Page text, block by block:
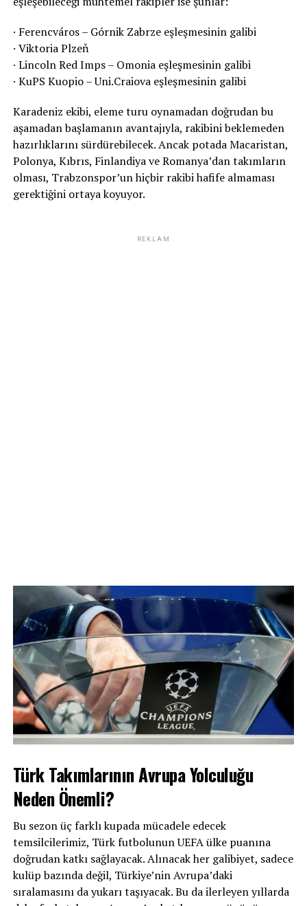
· Ferencváros – Górnik Zabrze eşleşmesinin galibi
· Viktoria Plzeň
· Lincoln Red Imps – Omonia eşleşmesinin galibi
· KuPS Kuopio – Uni.Craiova eşleşmesinin galibi
Karadeniz ekibi, eleme turu oynamadan doğrudan bu
aşamadan başlamanın avantajıyla, rakibini beklemeden
hazırlıklarını sürdürebilecek. Ancak potada Macaristan,
Polonya, Kıbrıs, Finlandiya ve Romanya’dan takımların
olması, Trabzonspor’un hiçbir rakibi hafife almaması
gerektiğini ortaya koyuyor.
REKLAM
Türk Takımlarının Avrupa Yolculuğu
Neden Önemli?
Bu sezon üç farklı kupada mücadele edecek
temsilcilerimiz, Türk futbolunun UEFA ülke puanına
doğrudan katkı sağlayacak. Alınacak her galibiyet, sadece
kulüp bazında değil, Türkiye’nin Avrupa’daki
sıralamasını da yukarı taşıyacak. Bu da ilerleyen yıllarda